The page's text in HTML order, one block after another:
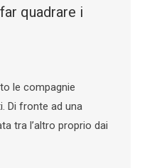
quadrare i
le compagnie
Di fronte ad una
tra l’altro proprio dai